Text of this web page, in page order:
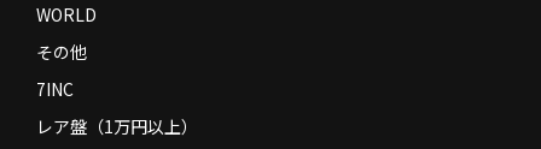
WORLD
その他
7INC
レア盤（1万円以上）